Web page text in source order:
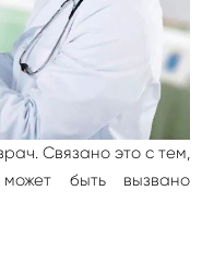
Связано это с тем,
быть вызвано